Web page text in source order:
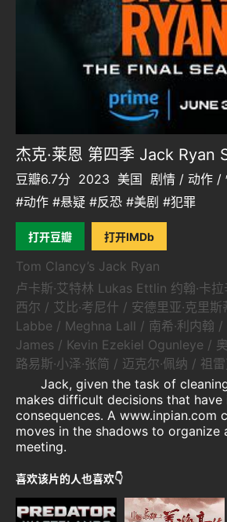
杰克·莱恩 第四季 Jack Ryan
豆瓣6.7分 2023 美国 剧情 / 动作 /
#动作 #悬疑 #反恐 #美剧 #犯罪
打开豆瓣 打开IMDb
Tom Clancy’s Jack Ryan
卢卡斯·艾特林 Lukas Ettlin 约翰·卡
西尔 / 艾比·考尼什 / 安德里亚·克里
Labbe / Meghna Lall / 南希·利内翰
James / Kevin Ezekiel Ogunleye /
路易斯·小泽·张简 / 迈克尔·佩纳 / 祖
Jack, given the task of cleaning
makes difficult decisions that have
consequences. A www.inpian.com
moves in the shadows to organize
meeting.
喜欢该片的人也喜欢👇